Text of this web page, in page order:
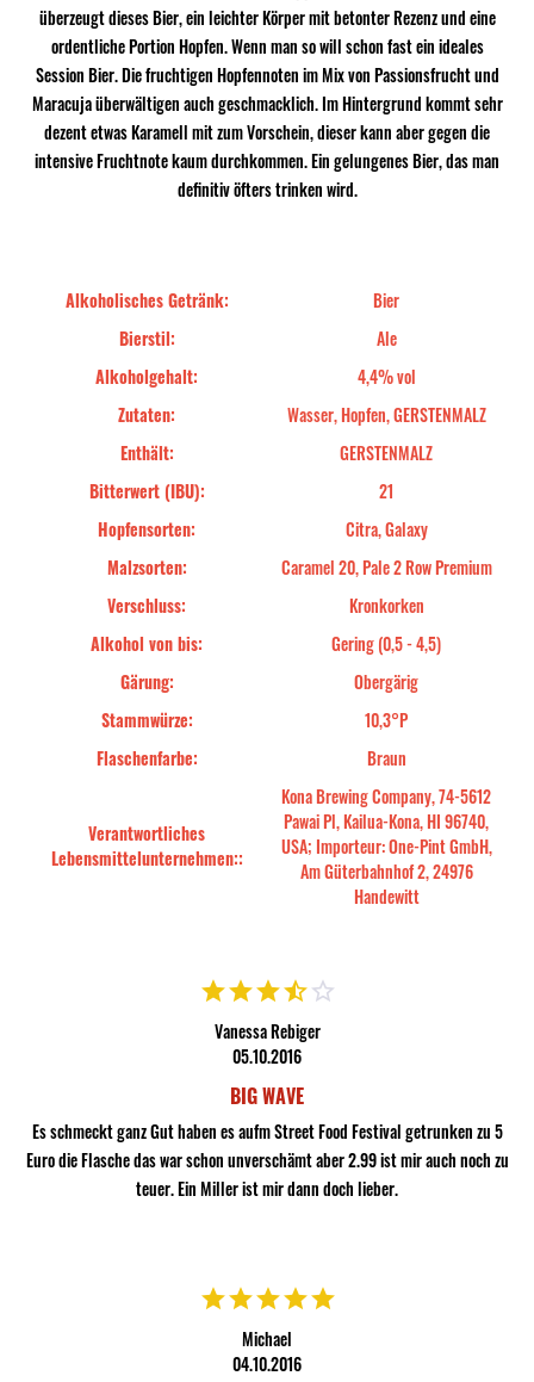
überzeugt dieses Bier, ein leichter Körper mit betonter Rezenz und eine
ordentliche Portion Hopfen. Wenn man so will schon fast ein ideales
Session Bier. Die fruchtigen Hopfennoten im Mix von Passionsfrucht und
Maracuja überwältigen auch geschmacklich. Im Hintergrund kommt sehr
dezent etwas Karamell mit zum Vorschein, dieser kann aber gegen die
intensive Fruchtnote kaum durchkommen. Ein gelungenes Bier, das man
definitiv öfters trinken wird.
Alkoholisches Getränk:
Bier
Bierstil:
Ale
Alkoholgehalt:
4,4% vol
Zutaten:
Wasser, Hopfen, GERSTENMALZ
Enthält:
GERSTENMALZ
Bitterwert (IBU):
21
Hopfensorten:
Citra, Galaxy
Malzsorten:
Caramel 20, Pale 2 Row Premium
Verschluss:
Kronkorken
Alkohol von bis:
Gering (0,5 - 4,5)
Gärung:
Obergärig
Stammwürze:
10,3°P
Flaschenfarbe:
Braun
Verantwortliches
Lebensmittelunternehmen::
Kona Brewing Company, 74-5612
Pawai Pl, Kailua-Kona, HI 96740,
USA; Importeur: One-Pint GmbH,
Am Güterbahnhof 2, 24976
Handewitt
Vanessa Rebiger
05.10.2016
BIG WAVE
Es schmeckt ganz Gut haben es aufm Street Food Festival getrunken zu 5
Euro die Flasche das war schon unverschämt aber 2.99 ist mir auch noch zu
teuer. Ein Miller ist mir dann doch lieber.
Michael
04.10.2016